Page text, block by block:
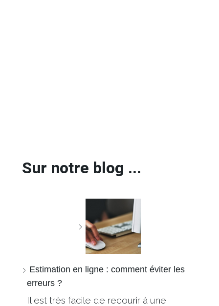
Sur notre blog ...
Estimation en ligne : comment éviter les
erreurs ?
Il est très facile de recourir à une